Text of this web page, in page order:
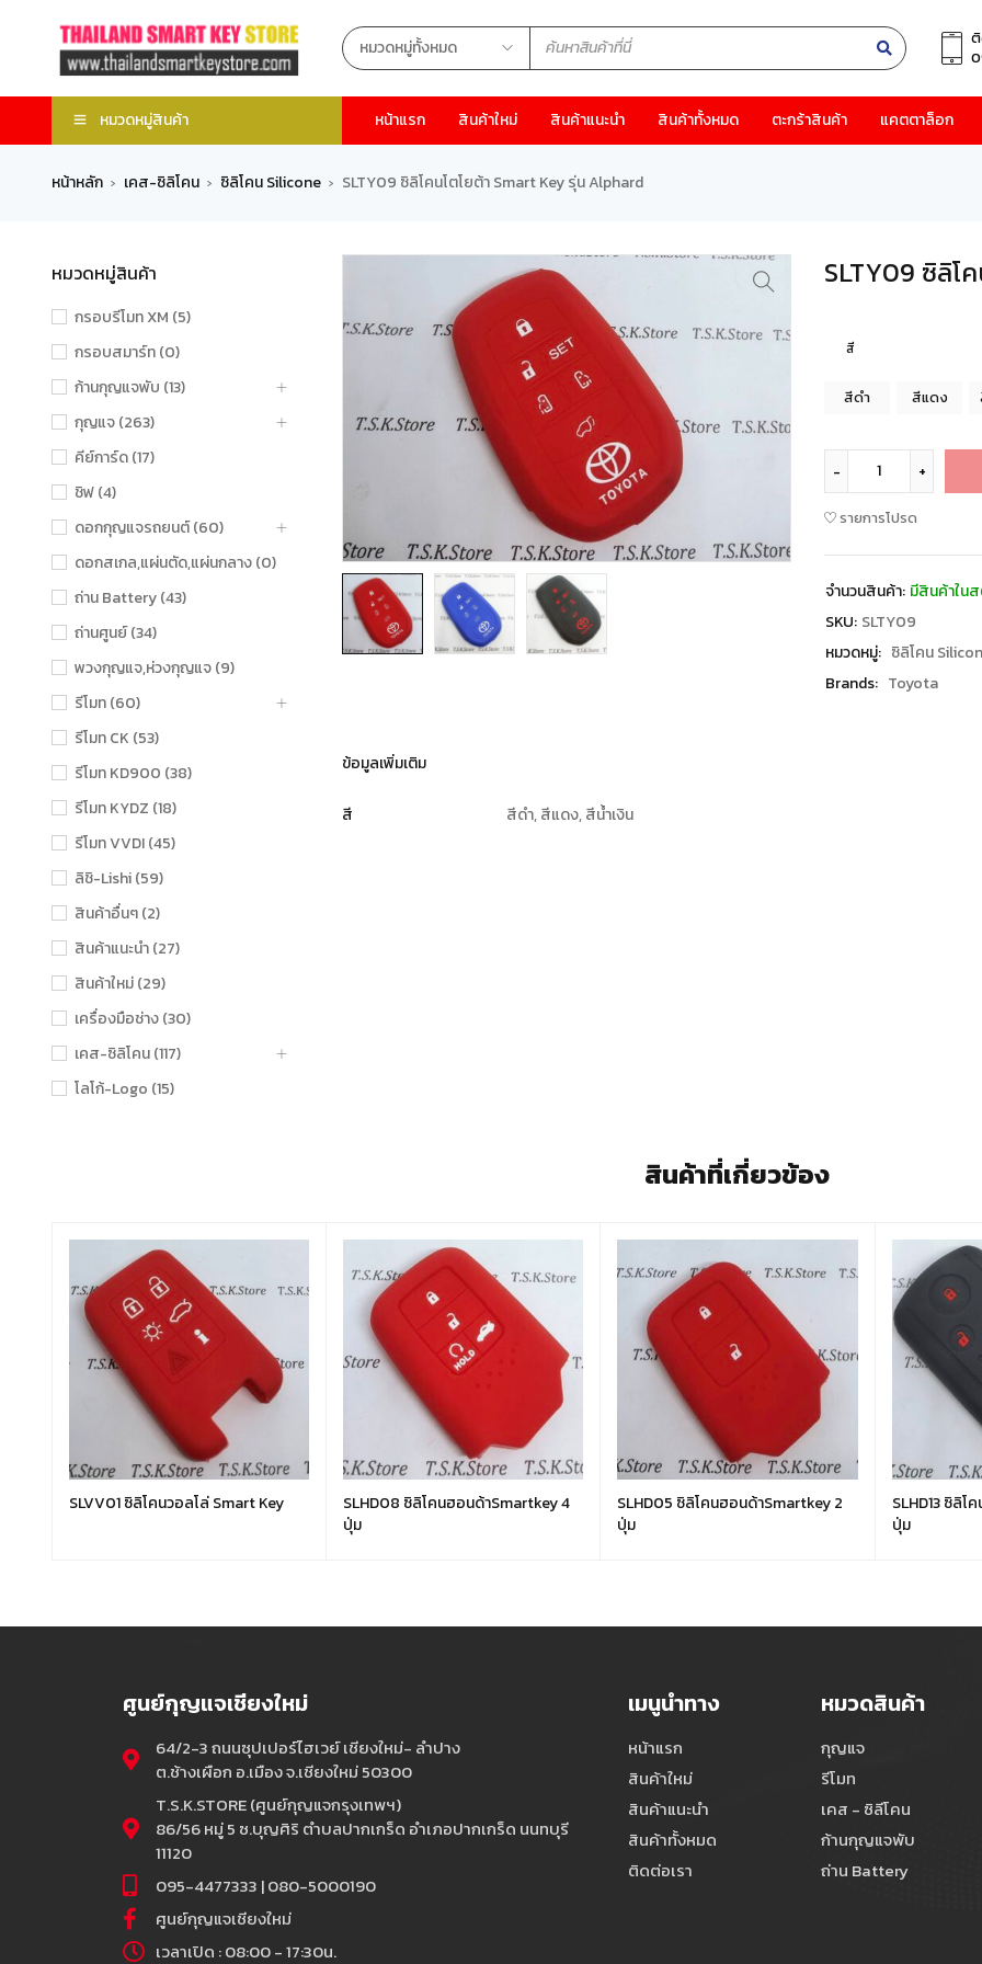
หมวดหมู่สินค้า หน้าแรก สินค้าใหม่ สินค้าแนะนำ สินค้าทั้งหมด ตะกร้าสินค้า แคตตาล็อก
หน้าหลัก › เคส-ซิลิโคน › ซิลิโคน Silicone › SLTY09 ซิลิโคนโตโยต้า Smart Key รุ่น Alphard
หมวดหมู่สินค้า
กรอบรีโมท XM (5)
กรอบสมาร์ท (0)
ก้านกุญแจพับ (13)
กุญแจ (263)
คีย์การ์ด (17)
ชิฟ (4)
ดอกกุญแจรถยนต์ (60)
ดอกสเกล,แผ่นตัด,แผ่นกลาง (0)
ถ่าน Battery (43)
ถ่านศูนย์ (34)
พวงกุญแจ,ห่วงกุญแจ (9)
รีโมท (60)
รีโมท CK (53)
รีโมท KD900 (38)
รีโมท KYDZ (18)
รีโมท VVDI (45)
ลิชิ-Lishi (59)
สินค้าอื่นๆ (2)
สินค้าแนะนำ (27)
สินค้าใหม่ (29)
เครื่องมือช่าง (30)
เคส-ซิลิโคน (117)
โลโก้-Logo (15)
SLTY09 ซิลิโ
สี
สีดำ สีแดง
รายการโปรด
จำนวนสินค้า: มีสินค้าใน
SKU: SLTY09
หมวดหมู่: ซิลิโคน
Brands: Toyota
ข้อมูลเพิ่มเติม
สี สีดำ, สีแดง, สีน้ำเงิน
สินค้าที่เกี่ยวข้อง
SLVV01 ซิลิโคนวอลโล่ Smart Key
SLHD08 ซิลิโคนฮอนด้าSmartkey 4
ปุ่ม
SLHD05 ซิลิโคนฮอนด้าSmartkey 2
ปุ่ม
SLHD13 ซิลิโ
ปุ่ม
ศูนย์กุญแจเชียงใหม่
64/2-3 ถนนซุปเปอร์ไฮเวย์ เชียงใหม่- ลำปาง
ต.ช้างเผือก อ.เมือง จ.เชียงใหม่ 50300
T.S.K.STORE (ศูนย์กุญแจกรุงเทพฯ)
86/56 หมู่ 5 ซ.บุญศิริ ตำบลปากเกร็ด อำเภอปากเกร็ด นนทบุรี
11120
095-4477333 | 080-5000190
ศูนย์กุญแจเชียงใหม่
เวลาเปิด : 08:00 - 17:30น.
เมนูนำทาง
หน้าแรก
สินค้าใหม่
สินค้าแนะนำ
สินค้าทั้งหมด
ติดต่อเรา
หมวดสินค้า
กุญแจ
รีโมท
เคส - ซิลีโคน
ก้านกุญแจพับ
ถ่าน Battery